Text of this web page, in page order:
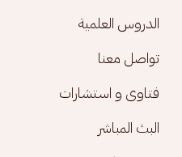
الدروس العلمية
تواصل معنا
فتاوى و استشارات
البث المباشر